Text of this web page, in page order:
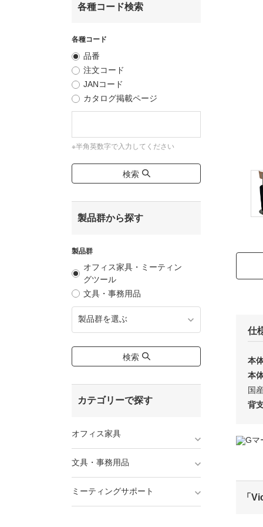
各種コード検索
各種コード
品番
注文コード
JANコード
カタログ掲載ページ
※半角英数字で入力してください
検索
製品群から探す
製品群
オフィス家具・ミーティン
グツール
文具・事務用品
製品群を選ぶ
検索
カテゴリーで探す
オフィス家具
文具・事務用品
ミーティングサポート
仕
本
本
国
背
「